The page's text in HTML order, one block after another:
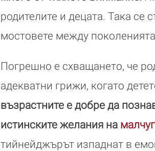
родителите и децата. Така се
мостовете между
Погрешно е схващането, че
адекватни грижи, когато
възрастните е добре да
истинските желания на
тийнейджърът изпаднат в